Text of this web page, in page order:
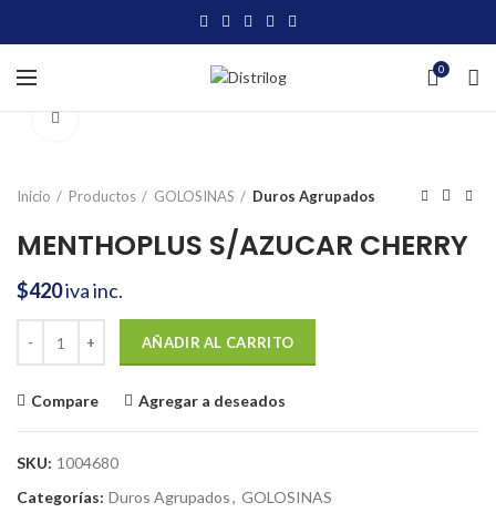
0
Inicio Productos GOLOSINAS Duros Agrupados
MENTHOPLUS S/AZUCAR CHERRY
$420iva inc.
MENTHOPLUS S/AZUCAR CHERRY cantidad
AÑADIR AL CARRITO
Compare Agregar a deseados
SKU: 1004680
Categorías: Duros Agrupados, GOLOSINAS